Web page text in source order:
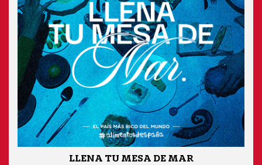
LLENA TU MESA DE MAR